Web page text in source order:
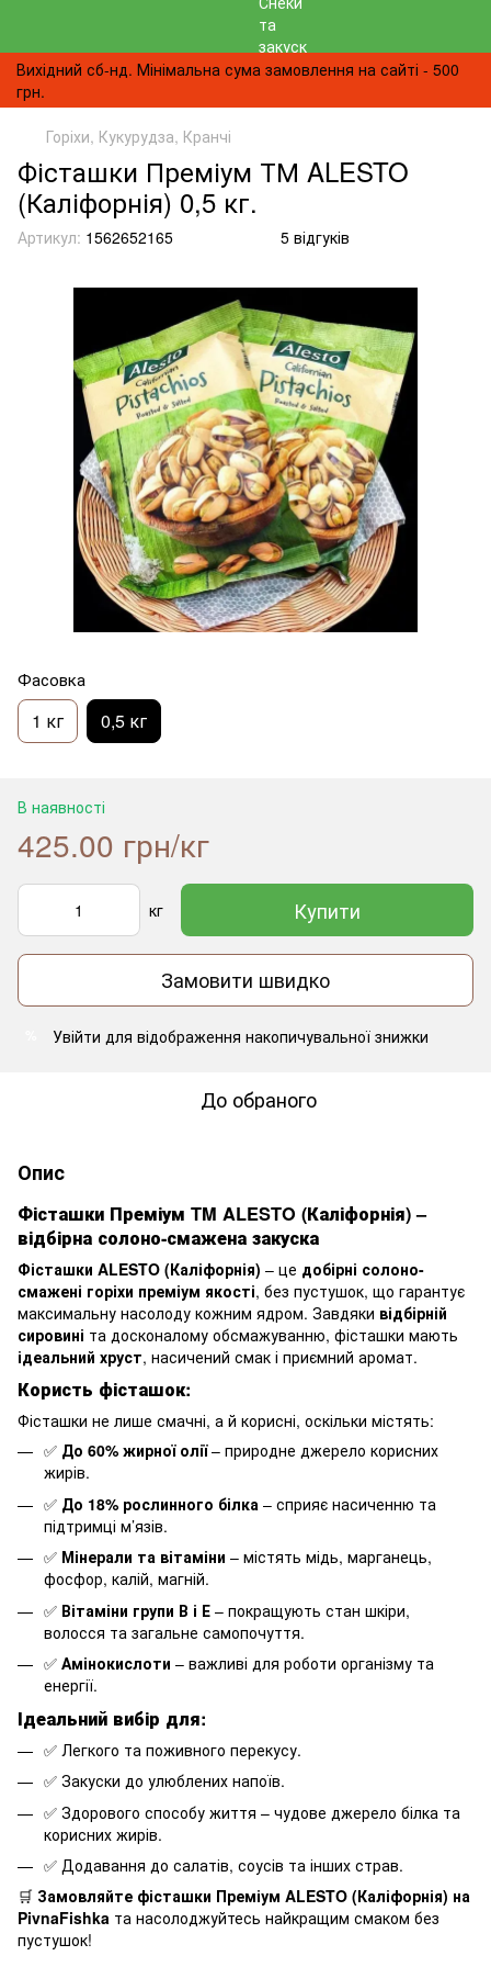
Вихідний сб-нд. Мінімальна сума замовлення на сайті - 500
грн.
Горіхи, Кукурудза, Кранчі
Фісташки Преміум ТМ ALESTO
(Каліфорнія) 0,5 кг.
Артикул: 1562652165 5 відгуків
Фасовка
1 кг 0,5 кг
В наявності
425.00 грн/кг
кг Купити
Замовити швидко
Увійти для відображення накопичувальної знижки
До обраного
Опис
Фісташки Преміум TM ALESTO (Каліфорнія) –
відбірна солоно-смажена закуска
Фісташки ALESTO (Каліфорнія) – це добірні солоно-
смажені горіхи преміум якості, без пустушок, що гарантує
максимальну насолоду кожним ядром. Завдяки відбірній
сировині та досконалому обсмажуванню, фісташки мають
ідеальний хруст, насичений смак і приємний аромат.
Користь фісташок:
Фісташки не лише смачні, а й корисні, оскільки містять:
✅ До 60% жирної олії– природне джерело корисних
жирів.
✅ До 18% рослинного білка – сприяє насиченню та
підтримці м’язів.
✅ Мінерали та вітаміни – містять мідь, марганець,
фосфор, калій, магній.
✅ Вітаміни групи В і Е – покращують стан шкіри,
волосся та загальне самопочуття.
✅ Амінокислоти – важливі для роботи організму та
енергії.
Ідеальний вибір для:
✅ Легкого та поживного перекусу.
✅ Закуски до улюблених напоїв.
✅ Здорового способу життя – чудове джерело білка та
корисних жирів.
✅ Додавання до салатів, соусів та інших страв.
🛒 Замовляйте фісташки Преміум ALESTO (Каліфорнія) на
PivnaFishka та насолоджуйтесь найкращим смаком без
пустушок!